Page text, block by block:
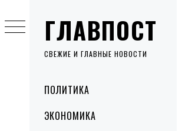
ГЛАВПОСТ
СВЕЖИЕ И ГЛАВНЫЕ НОВОСТИ
MenuПОЛИТИКА
ЭКОНОМИКА
to
content